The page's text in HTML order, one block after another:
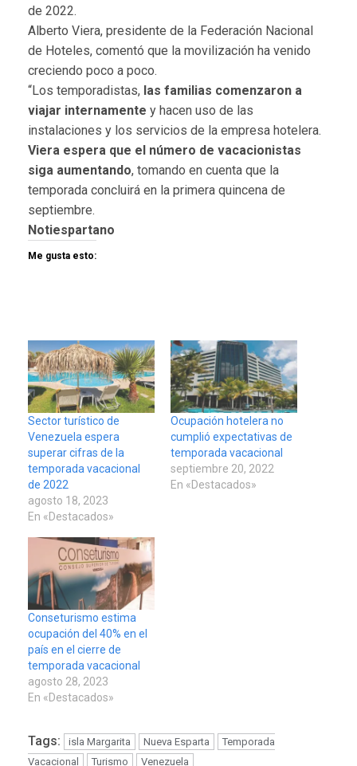
de 2022.
Alberto Viera, presidente de la Federación Nacional
de Hoteles, comentó que la movilización ha venido
creciendo poco a poco.
“Los temporadistas, las familias comenzaron a
viajar internamente y hacen uso de las
instalaciones y los servicios de la empresa hotelera.
Viera espera que el número de vacacionistas
siga aumentando, tomando en cuenta que la
temporada concluirá en la primera quincena de
septiembre.
Notiespartano
Me gusta esto:
Sector turístico de
Venezuela espera
superar cifras de la
temporada vacacional
de 2022
agosto 18, 2023
En «Destacados»
Ocupación hotelera no
cumplió expectativas de
temporada vacacional
septiembre 20, 2022
En «Destacados»
Conseturismo estima
ocupación del 40% en el
país en el cierre de
temporada vacacional
agosto 28, 2023
En «Destacados»
Tags: isla Margarita Nueva Esparta
Temporada
Vacacional
Turismo Venezuela